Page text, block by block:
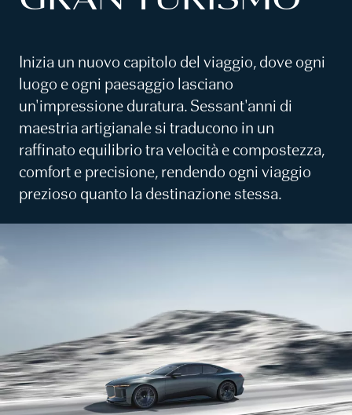
Inizia un nuovo capitolo del viaggio, dove ogni
luogo e ogni paesaggio lasciano
un'impressione duratura. Sessant'anni di
maestria artigianale si traducono in un
raffinato equilibrio tra velocità e compostezza,
comfort e precisione, rendendo ogni viaggio
prezioso quanto la destinazione stessa.